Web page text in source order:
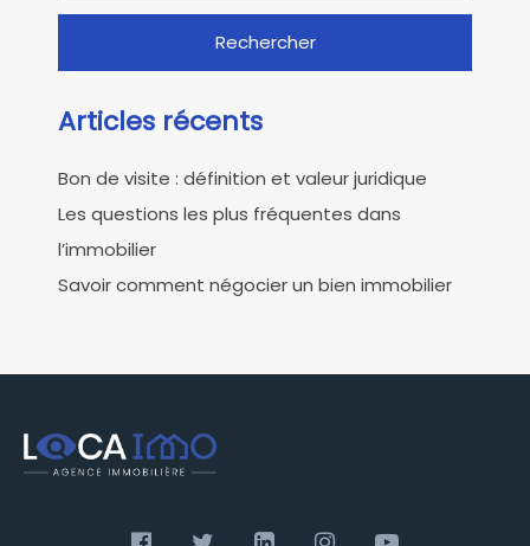
Articles récents
Bon de visite : définition et valeur juridique
Les questions les plus fréquentes dans
l’immobilier
Savoir comment négocier un bien immobilier